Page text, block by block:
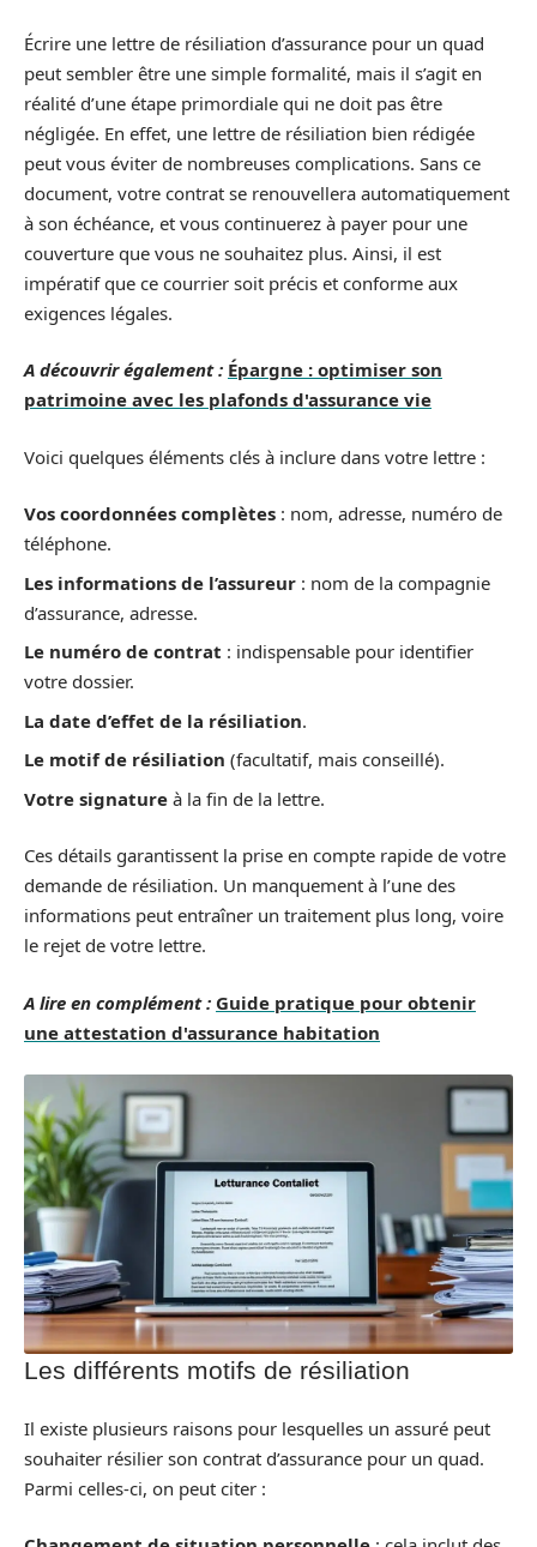
Écrire une lettre de résiliation d’assurance pour un quad
peut sembler être une simple formalité, mais il s’agit en
réalité d’une étape primordiale qui ne doit pas être
négligée. En effet, une lettre de résiliation bien rédigée
peut vous éviter de nombreuses complications. Sans ce
document, votre contrat se renouvellera automatiquement
à son échéance, et vous continuerez à payer pour une
couverture que vous ne souhaitez plus. Ainsi, il est
impératif que ce courrier soit précis et conforme aux
exigences légales.
A découvrir également : Épargne : optimiser son
patrimoine avec les plafonds d'assurance vie
Voici quelques éléments clés à inclure dans votre lettre :
Vos coordonnées complètes : nom, adresse, numéro de
téléphone.
Les informations de l’assureur : nom de la compagnie
d’assurance, adresse.
Le numéro de contrat : indispensable pour identifier
votre dossier.
La date d’effet de la résiliation.
Le motif de résiliation (facultatif, mais conseillé).
Votre signature à la fin de la lettre.
Ces détails garantissent la prise en compte rapide de votre
demande de résiliation. Un manquement à l’une des
informations peut entraîner un traitement plus long, voire
le rejet de votre lettre.
A lire en complément : Guide pratique pour obtenir
une attestation d'assurance habitation
Les différents motifs de résiliation
Il existe plusieurs raisons pour lesquelles un assuré peut
souhaiter résilier son contrat d’assurance pour un quad.
Parmi celles-ci, on peut citer :